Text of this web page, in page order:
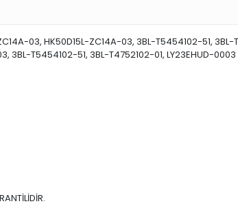
ZC14A-03, HK50D15L-ZC14A-03, 3BL-T5454102-51, 3BL-
3BL-T5454102-51, 3BL-T4752102-01, LY23EHUD-0003